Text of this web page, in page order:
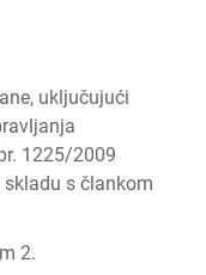
uključujući
1225/2009
s člankom
2.